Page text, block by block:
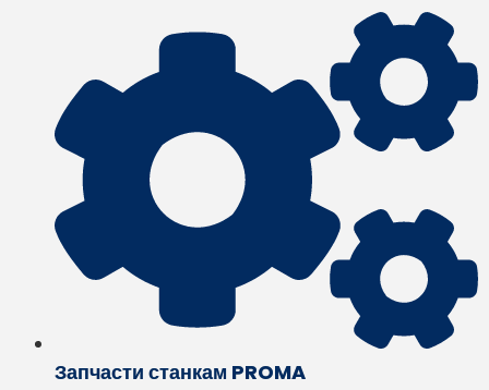
Запчасти станкам PROMA